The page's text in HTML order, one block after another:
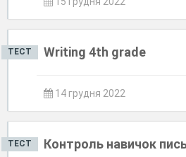
ТЕСТ Writing 4th grade
14 грудня 2022
ТЕСТ Контроль навичок